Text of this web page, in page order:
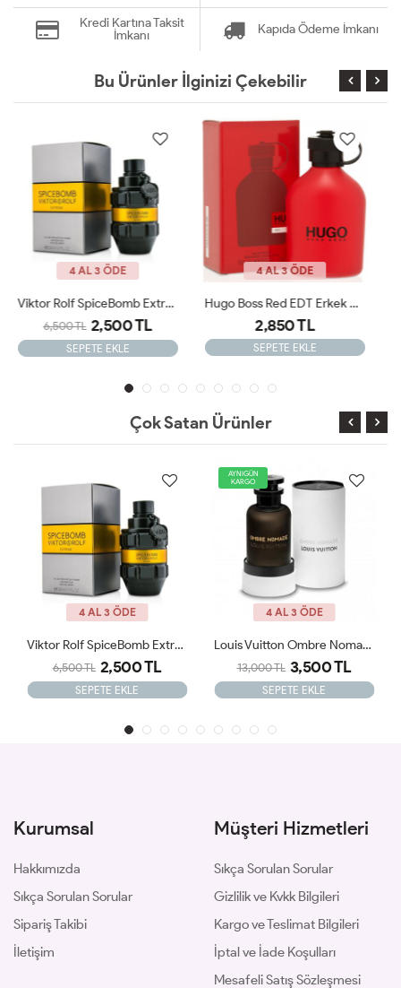
Kredi Kartına Taksit
İmkanı
Kapıda Ödeme İmkanı
Bu Ürünler İlginizi Çekebilir
4 AL 3 ÖDE
Hugo Boss Red EDT Erkek Parfüm 150 Ml ARC
2,850 TL
SEPETE EKLE
4 AL 3 ÖDE
12,000 TL 2,900 TL
SEPETE EKLE
Çok Satan Ürünler
4 AL 3 ÖDE
Louis Vuitton Ombre Nomade JLT ARC
13,000 TL 3,500 TL
SEPETE EKLE
4 AL 3 ÖDE
KAYALİ VANILLA 28 - Eau De Parfum Jlt
2,599 TL
SEPETE EKLE
Kurumsal
Hakkımızda
Sıkça Sorulan Sorular
Sipariş Takibi
İletişim
Müşteri Hizmetleri
Sıkça Sorulan Sorular
Gizlilik ve Kvkk Bilgileri
Kargo ve Teslimat Bilgileri
İptal ve İade Koşulları
Mesafeli Satış Sözleşmesi